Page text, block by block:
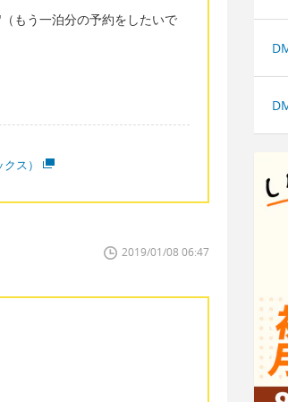
もう一泊分の予約をしたいで
ス）
2019/01/08 06:47